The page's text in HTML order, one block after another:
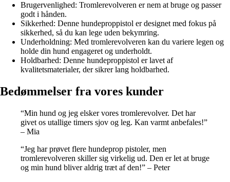
Brugervenlighed: Tromlerevolveren er nem at bruge og passer
godt i hånden.
Sikkerhed: Denne hundeproppistol er designet med fokus på
sikkerhed, så du kan lege uden bekymring.
Underholdning: Med tromlerevolveren kan du variere legen og
holde din hund engageret og underholdt.
Holdbarhed: Denne hundeproppistol er lavet af
kvalitetsmaterialer, der sikrer lang holdbarhed.
Bedømmelser fra vores kunder
“Min hund og jeg elsker vores tromlerevolver. Det har
givet os utallige timers sjov og leg. Kan varmt anbefales!”
– Mia
“Jeg har prøvet flere hundeprop pistoler, men
tromlerevolveren skiller sig virkelig ud. Den er let at bruge
og min hund bliver aldrig træt af den!” – Peter